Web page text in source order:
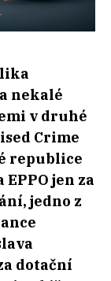
nekalé
v druhé
Crime
republice
jen za
jedno z
dotační